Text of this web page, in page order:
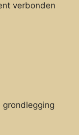
verbonden